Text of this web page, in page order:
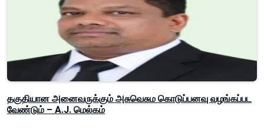
தகுதியான அனைவருக்கும் அசுவெசும கொடுப்பனவு வழங்கப்பட
வேண்டும் – A.J. மெல்கம்